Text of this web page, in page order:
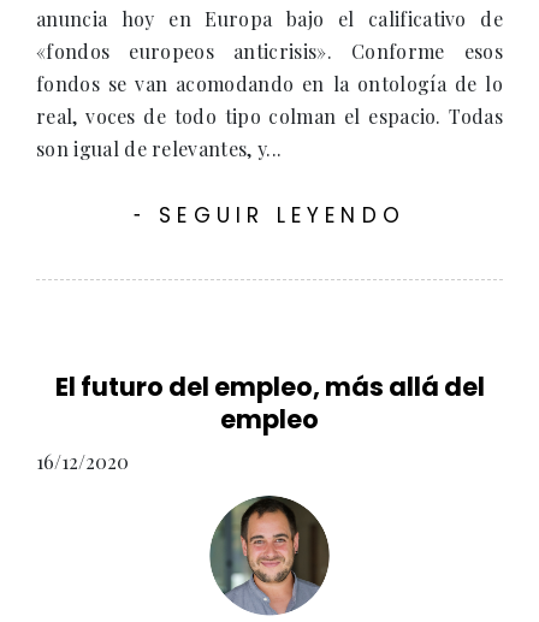
anuncia hoy en Europa bajo el calificativo de
«fondos europeos anticrisis». Conforme esos
fondos se van acomodando en la ontología de lo
real, voces de todo tipo colman el espacio. Todas
son igual de relevantes, y...
- SEGUIR LEYENDO
El futuro del empleo, más allá del
empleo
16/12/2020